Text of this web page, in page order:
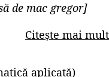
de mac gregor]
Citește mai mult
aplicată)